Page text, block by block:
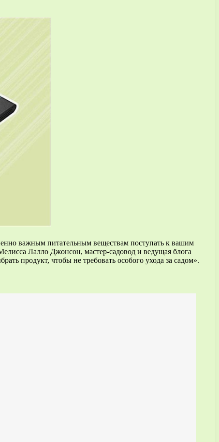
важным питательным веществам поступать к вашим
Лалло Джонсон, мастер-садовод и ведущая блога
продукт, чтобы не требовать особого ухода за садом».